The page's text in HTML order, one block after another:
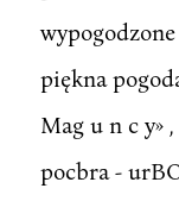
piękna
Mag u n c y»
pocbra -